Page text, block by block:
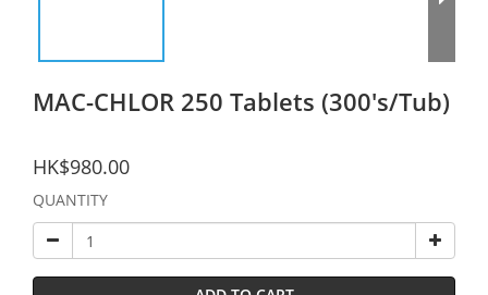
MAC-CHLOR 250 Tablets (300's/Tub)
HK$980.00
QUANTITY